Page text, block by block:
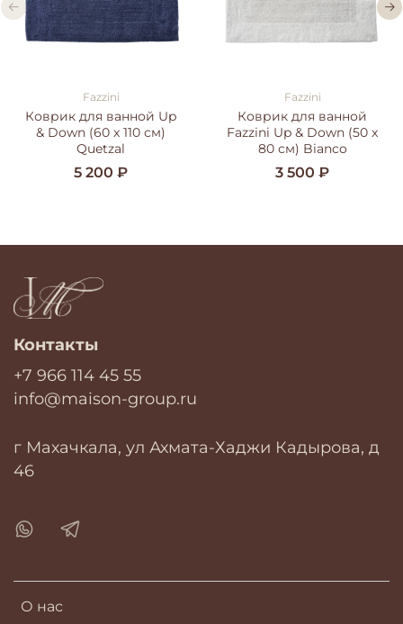
Fazzini
Коврик для ванной Up
& Down (60 x 110 см)
Quetzal
5 200 ₽
Fazzini
Коврик для ванной
Fazzini Up & Down (50 x
80 см) Bianco
3 500 ₽
О нас
Контакты
+7 966 114 45 55
info@maison-group.ru
г Махачкала, ул Ахмата-Хаджи Кадырова, д
46